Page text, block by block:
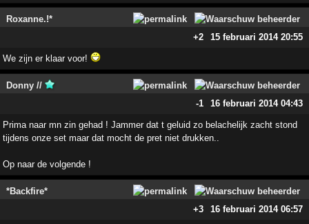
Roxanne.!*
+2
15 februari 2014 20:55
We zijn er klaar voor!
Donny //
-1
16 februari 2014 04:43
Prima naar mn zin gehad ! Jammer dat t geluid zo belachelijk zacht stond
tijdens onze set maar dat mocht de pret niet drukken..
Op naar de volgende !
*Backfire*
+3
16 februari 2014 06:57